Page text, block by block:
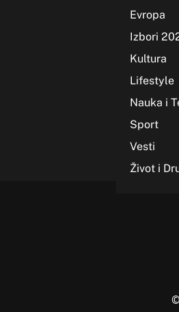
Evropa
Izbori
Kultura
Lifestyle
Nauka i
Sport
Vesti
Život i